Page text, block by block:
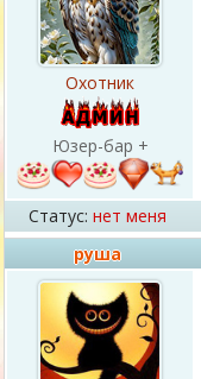
Охотник
Юзер-бар +
Статус: нет меня
руша